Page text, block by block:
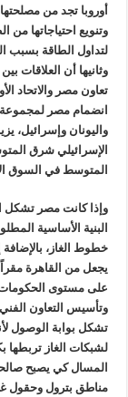
أوروبا تجد من
وتنويع احتياجاتها
لتداول الطاقة بسبب
وثانيها أن
تعاون مصر والاتحاد
انضمام مصر
واليونان وإسرائيل،
المتوسط في السوق
وإذا كانت مصر تشكل
البنية الأساسية
خطوط الغاز،
يجعل من القاهرة
على مستوى الحكومات
وتأسيس التعاون الفني
تشكل بوابة الوصول
لشبكات الغاز تربطها
المسال كي يصبح
مناطق بترول وحقول